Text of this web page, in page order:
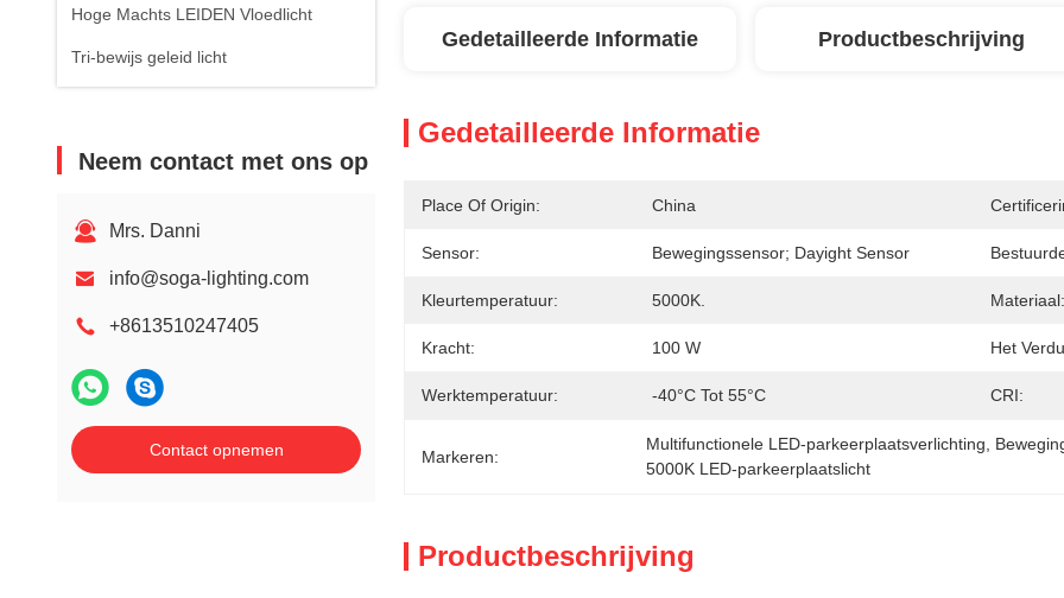
Hoge Machts LEIDEN Vloedlicht
Tri-bewijs geleid licht
Neem contact met ons op
Mrs. Danni
info@soga-lighting.com
+8613510247405
Contact opnemen
Gedetailleerde Informatie Productbeschrijving
Gedetailleerde Informatie
Place Of Origin: China
Sensor: Bewegingssensor; Dayight Sensor
Kleurtemperatuur: 5000K. Materiaal:
Kracht: 100 W Het
Werktemperatuur: -40°C Tot 55°C CRI:
Markeren:
Multifunctionele LED-parkeerplaatsverlichting
5000K LED-parkeerplaatslicht
Productbeschrijving